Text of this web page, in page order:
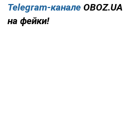
Telegram-канале
на фейки!